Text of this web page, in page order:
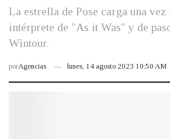
La estrella de Pose carga una vez
intérprete de "As it Was" y de
Wintour.
porAgencias lunes, 14 agosto 2023 10:50 AM